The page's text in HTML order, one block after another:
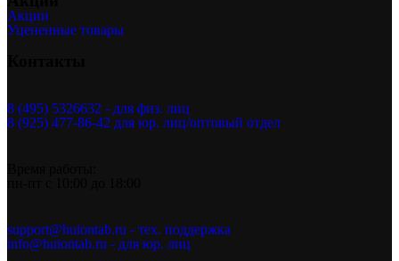
Акции
Уцененные товары
8 (495) 5326632 - для физ. лиц
8 (925) 477-86-42 для юр. лиц/оптовый отдел
support@huiontab.ru - тех. поддержка
info@huiontab.ru - для юр. лиц